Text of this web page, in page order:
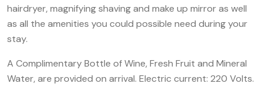
hairdryer, magnifying shaving and make up mirror as well
as all the amenities you could possible need during your
stay.
A Complimentary Bottle of Wine, Fresh Fruit and Mineral
Water, are provided on arrival. Electric current: 220 Volts.